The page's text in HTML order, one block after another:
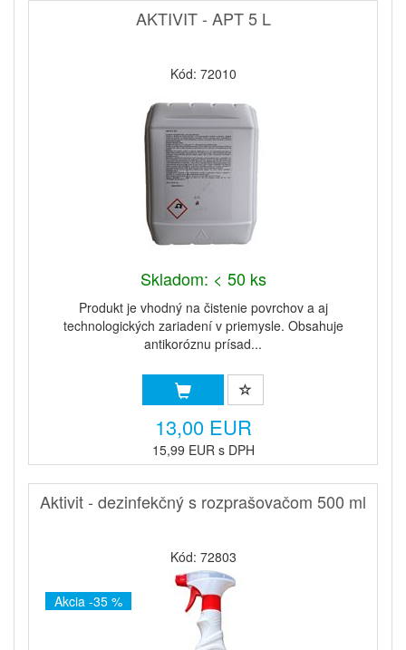
AKTIVIT - APT 5 L
Kód: 72010
Skladom: < 50 ks
Produkt je vhodný na čistenie povrchov a aj
technologických zariadení v priemysle. Obsahuje
antikoróznu prísad...
13,00 EUR
15,99 EUR s DPH
Aktivit - dezinfekčný s rozprašovačom 500 ml
Kód: 72803
Akcia -35 %